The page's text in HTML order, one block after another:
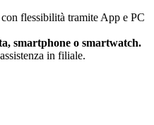
flessibilità tramite App e PC
smartphone o smartwatch.
in filiale.